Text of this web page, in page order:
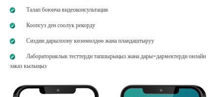
Талап боюнча видеоконсультация
Коопсуз ден соолук рекорду
Сиздин дарылоону көзөмөлдөө жана пландаштыруу
Лабораториялык тесттерди тапшырыңыз жана дары-дармектерди онлайн
заказ кылыңыз